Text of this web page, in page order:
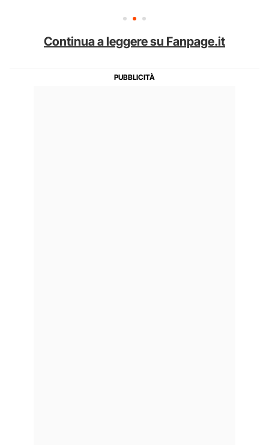
Continua a leggere su Fanpage.it